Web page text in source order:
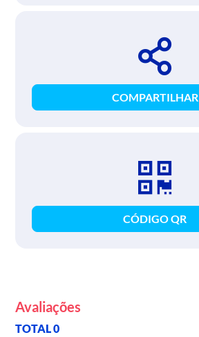
COMPARTILHAR
CÓDIGO QR
Avaliações
TOTAL 0